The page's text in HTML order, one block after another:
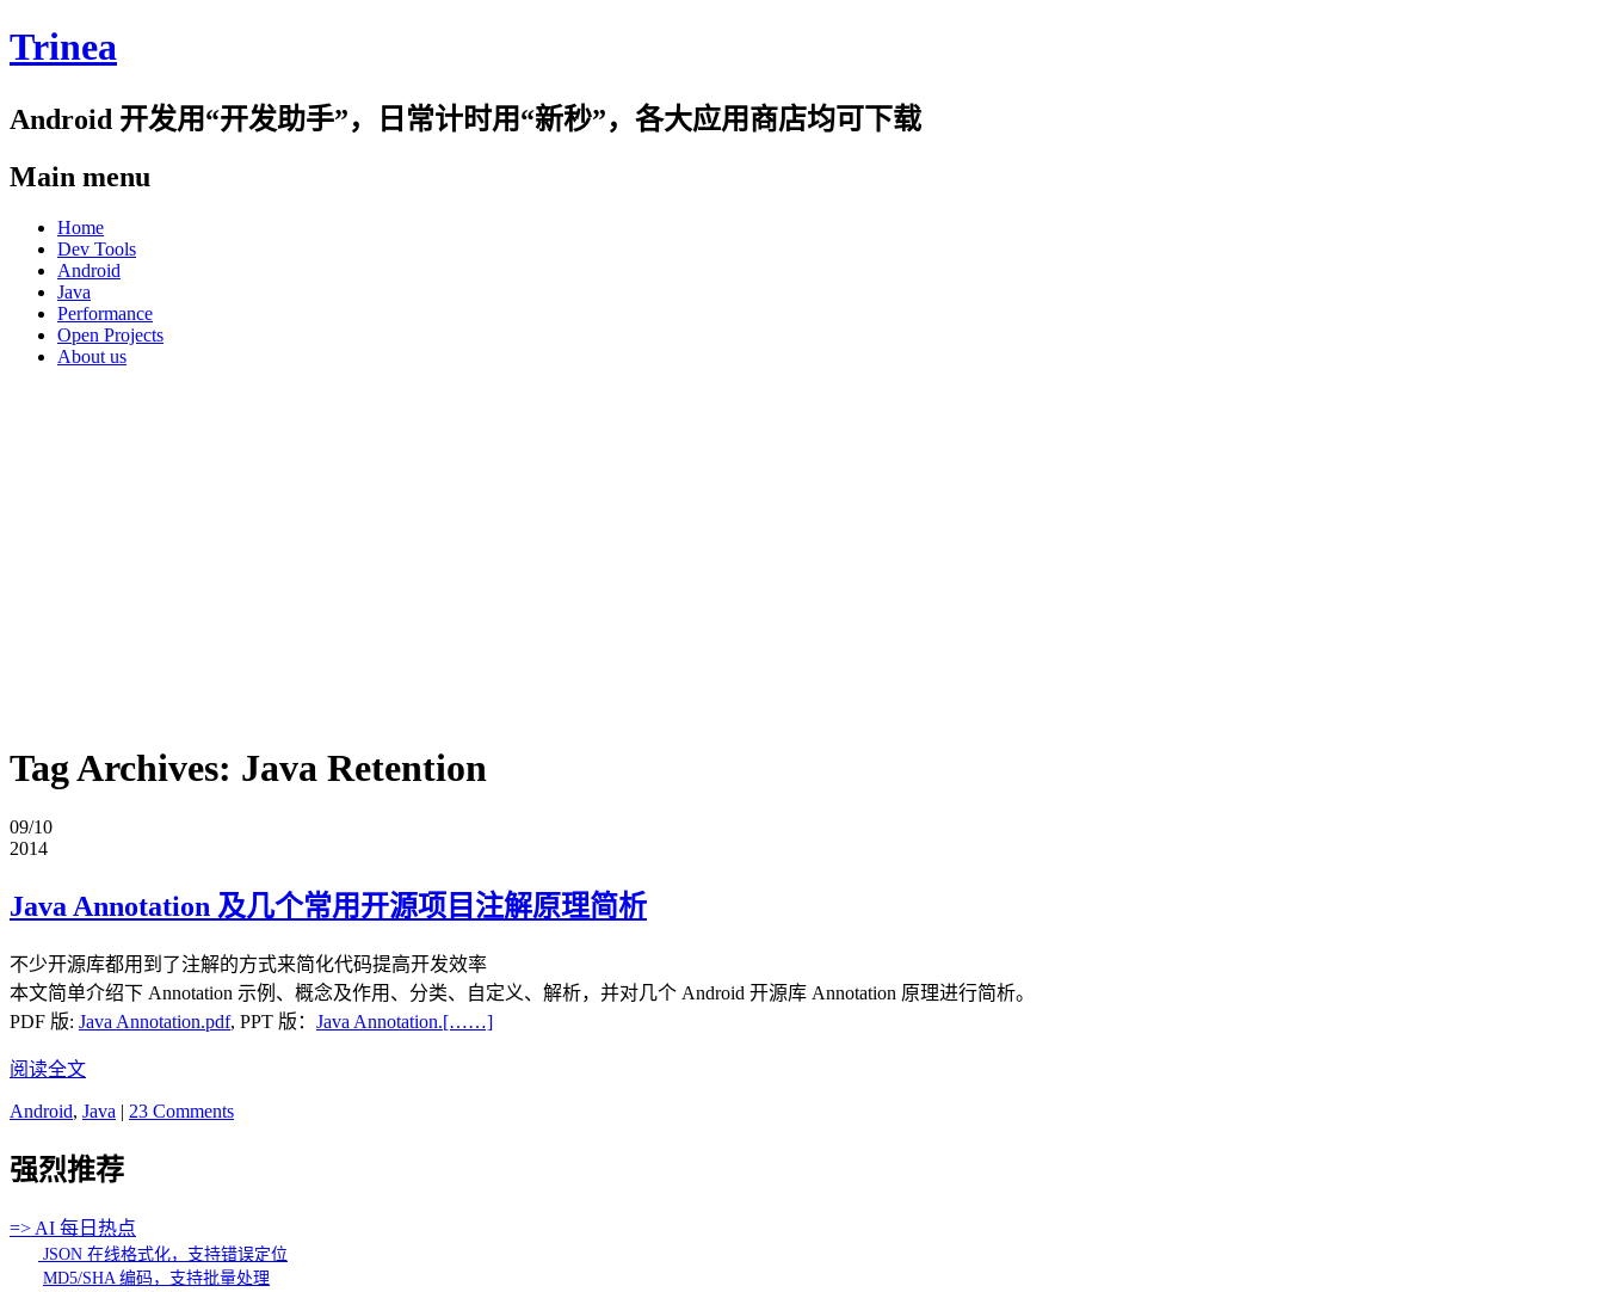
Trinea
Android 开发用“开发助手”，日常计时用“新秒”，各大应用商店均可下载
Main menu
Skip
content
Home
Dev Tools
Android
Java
Performance
Open Projects
About us
Tag Archives: Java Retention
09/10
2014
Java Annotation 及几个常用开源项目注解原理简析
不少开源库都用到了注解的方式来简化代码提高开发效率
本文简单介绍下 Annotation 示例、概念及作用、分类、自定义、解析，并对几个 Android 开源库 Annotation 原理进行简析。
PDF 版: Java Annotation.pdf, PPT 版： Java Annotation.[……]
阅读全文
Android, Java | 23 Comments
强烈推荐
=> AI 每日热点
JSON 在线格式化，支持错误定位
MD5/SHA 编码，支持批量处理